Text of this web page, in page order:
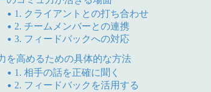
1. クライアントとの打ち合わせ
2. チームメンバーとの連携
3. フィードバックへの対応
を高めるための具体的な方法
1. 相手の話を正確に聞く
2. フィードバックを活用する